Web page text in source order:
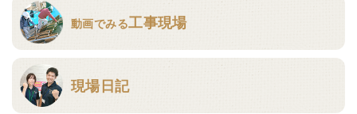
動画でみる工事現場
現場日記